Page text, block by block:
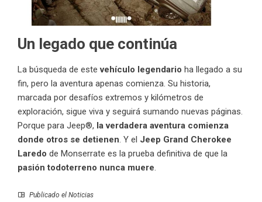
Un legado que continúa
La búsqueda de estevehículo legendario ha llegado a su
fin, pero la aventura apenas comienza. Su historia,
marcada por desafíos extremos y kilómetros de
exploración, sigue viva y seguirá sumando nuevas páginas.
Porque para Jeep®, la verdadera aventura comienza
donde otros se detienen. Y el Jeep Grand Cherokee
Laredo de Monserrate es la prueba definitiva de que la
pasión todoterreno nunca muere.
Publicado el Noticias